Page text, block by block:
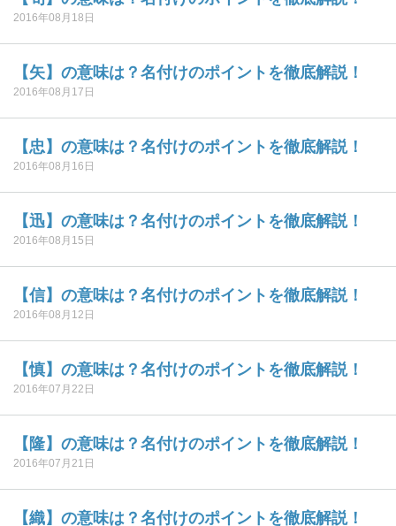
2016年08月18日
【矢】の意味は？名付けのポイントを徹底解説！
2016年08月17日
【忠】の意味は？名付けのポイントを徹底解説！
2016年08月16日
【迅】の意味は？名付けのポイントを徹底解説！
2016年08月15日
【信】の意味は？名付けのポイントを徹底解説！
2016年08月12日
【慎】の意味は？名付けのポイントを徹底解説！
2016年07月22日
【隆】の意味は？名付けのポイントを徹底解説！
2016年07月21日
【織】の意味は？名付けのポイントを徹底解説！